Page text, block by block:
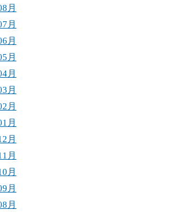
月
月
月
月
月
月
月
月
月
月
月
月
月